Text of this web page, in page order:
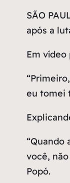
SÃO
após a
Em
eu tomei
“Quando
você,
Popó.